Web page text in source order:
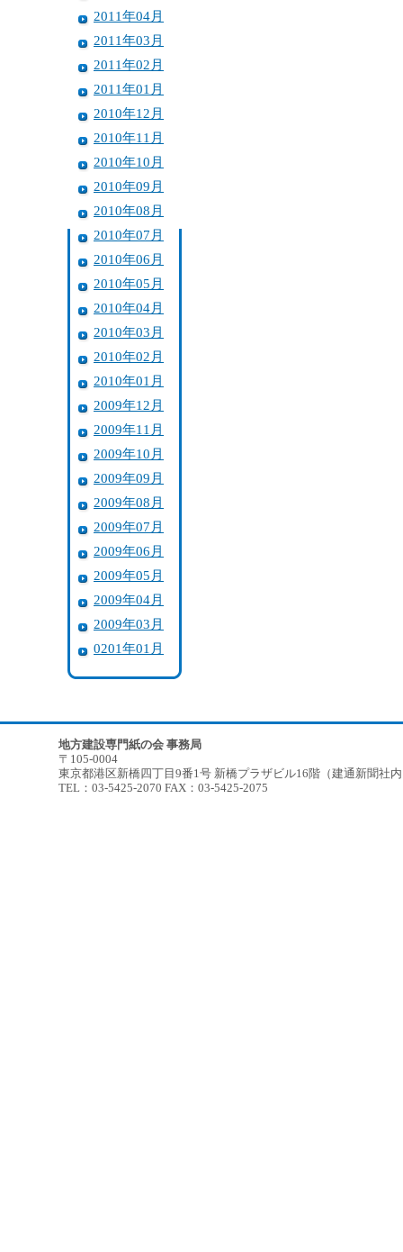
2011年04月
2011年03月
2011年02月
2011年01月
2010年12月
2010年11月
2010年10月
2010年09月
2010年08月
2010年07月
2010年06月
2010年05月
2010年04月
2010年03月
2010年02月
2010年01月
2009年12月
2009年11月
2009年10月
2009年09月
2009年08月
2009年07月
2009年06月
2009年05月
2009年04月
2009年03月
0201年01月
地方建設専門紙の会 事務局
〒105-0004
東京都港区新橋四丁目9番1号 新橋プラザビル16階（建通新聞社
TEL：03-5425-2070 FAX：03-5425-2075